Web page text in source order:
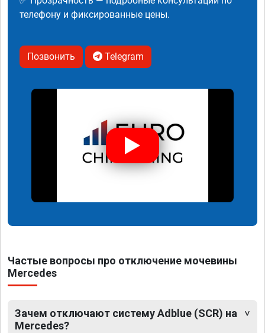
телефону и фиксированные цены.
Позвонить Telegram
Частые вопросы про отключение мочевины
Mercedes
Зачем отключают систему Adblue (SCR) на
Mercedes?